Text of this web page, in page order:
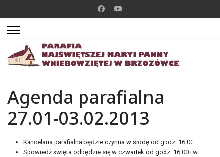
Agenda parafialna
27.01-03.02.2013
Kancelaria parafialna będzie czynna w środę od godz. 16:00.
Spowiedź święta odbędzie się w czwartek od godz. 16:00 i w